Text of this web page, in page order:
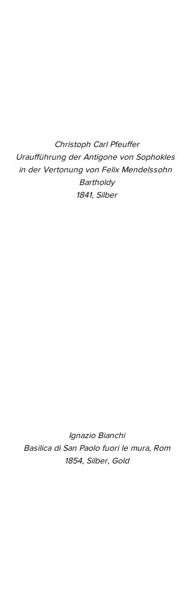
Christoph Carl Pfeuffer
Uraufführung der Antigone von Sophokles
in der Vertonung von Felix Mendelssohn
Bartholdy
1841, Silber
Ignazio Bianchi
Basilica di San Paolo fuori le mura, Rom
1854, Silber, Gold